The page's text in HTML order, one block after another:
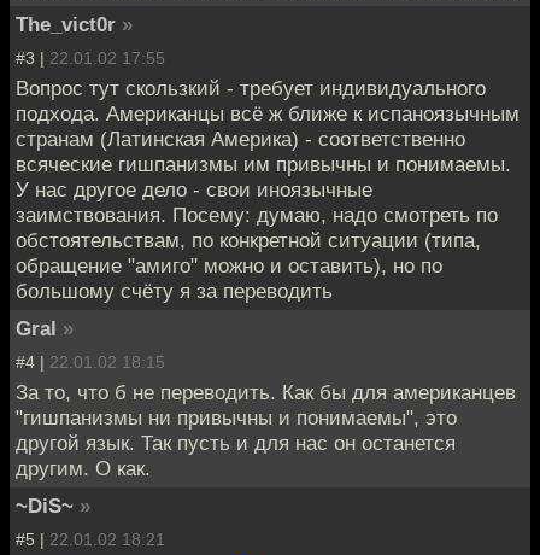
The_vict0r »
#3 | 22.01.02 17:55
Вопрос тут скользкий - требует индивидуального
подхода. Американцы всё ж ближе к испаноязычным
странам (Латинская Америка) - соответственно
всяческие гишпанизмы им привычны и понимаемы.
У нас другое дело - свои иноязычные
заимствования. Посему: думаю, надо смотреть по
обстоятельствам, по конкретной ситуации (типа,
обращение "амиго" можно и оставить), но по
большому счёту я за переводить
Gral »
#4 | 22.01.02 18:15
За то, что б не переводить. Как бы для американцев
"гишпанизмы ни привычны и понимаемы", это
другой язык. Так пусть и для нас он останется
другим. О как.
~DiS~ »
#5 | 22.01.02 18:21